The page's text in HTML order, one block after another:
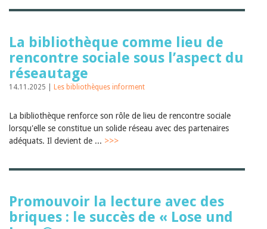
La bibliothèque comme lieu de
rencontre sociale sous l’aspect du
réseautage
14.11.2025 | Les bibliothèques informent
La bibliothèque renforce son rôle de lieu de rencontre sociale
lorsqu'elle se constitue un solide réseau avec des partenaires
adéquats. Il devient de ... >>>
Promouvoir la lecture avec des
briques : le succès de « Lose und